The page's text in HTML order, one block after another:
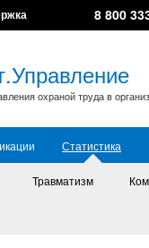
8 800
охраной труда в
Статистика
Травматизм